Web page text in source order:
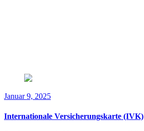
Januar 9, 2025
Internationale Versicherungskarte (IVK)